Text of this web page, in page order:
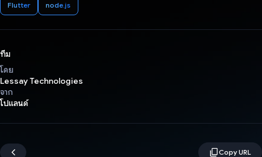
Flutter node.js
ทีม
โดย
Lessay Technologies
จาก
โปแลนด์